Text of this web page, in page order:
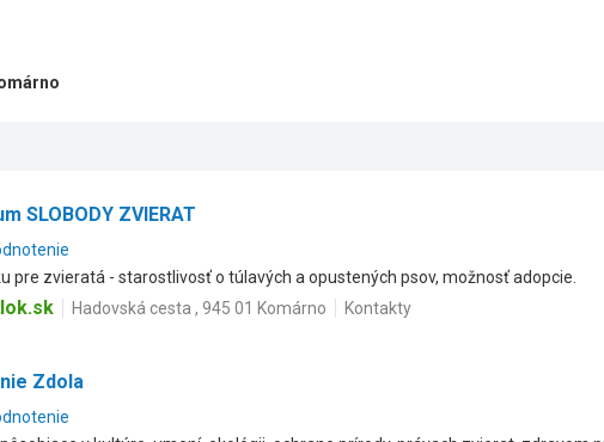
SLOBODY ZVIERAT
pre zvieratá - starostlivosť o túlavých a opustených psov, možnosť adopcie.
Hadovská cesta , 945 01 Komárno Kontakty
Zdola